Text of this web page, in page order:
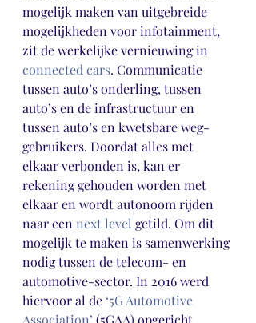
mogelijk maken van uitgebreide
mogelijkheden voor infotainment,
zit de werkelijke vernieuwing in
connected cars. Communicatie
tussen auto’s onderling, tussen
auto’s en de infrastructuur en
tussen auto’s en kwetsbare weg-
gebruikers. Doordat alles met
elkaar verbonden is, kan er
rekening gehouden worden met
elkaar en wordt autonoom rijden
naar een next level getild. Om dit
mogelijk te maken is samenwerking
nodig tussen de telecom- en
automotive-sector. In 2016 werd
hiervoor al de ‘5G Automotive
Association’ (5GAA) opgericht.